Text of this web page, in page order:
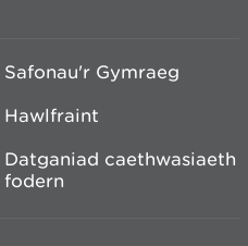
Safonau'r Gymraeg
Hawlfraint
Datganiad caethwasiaeth
fodern